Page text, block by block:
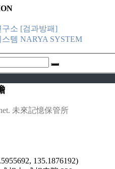
구소 [검과방패]
스템 NARYA SYSTEM
未來記憶保管所
135.1876192)